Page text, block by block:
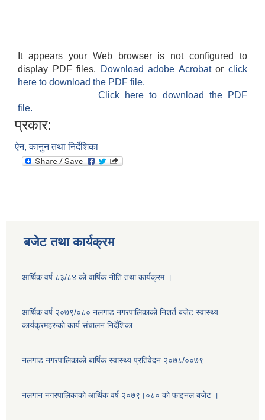
It appears your Web browser is not configured to
display PDF files.
Download adobe Acrobatorclick
here to download the PDF file.
Click here to download the PDF
file.
प्रकार:
ऐन, कानुन तथा निर्देशिका
बजेट तथा कार्यक्रम
आर्थिक वर्ष ८३/८४ को वार्षिक नीति तथा कार्यक्रम ।
आर्थिक वर्ष २०७९/०८० नलगाड नगरपालिकाको निशर्त बजेट स्वास्थ्य
कार्यक्रमहरुको कार्य संचालन निर्देशिका
नलगाड नगरपालिकाको बार्षिक स्वास्थ्य प्रतिवेदन २०७८/००७९
नलगान नगरपालिकाको आर्थिक वर्ष २०७९।०८० को फाइनल बजेट ।